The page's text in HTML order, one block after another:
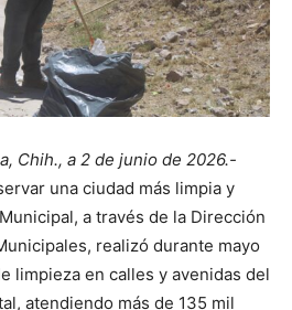
Chih., a 2 de junio de 2026.-
una ciudad más limpia y
a través de la Dirección
realizó durante mayo
limpieza en calles y avenidas del
atendiendo más de 135 mil